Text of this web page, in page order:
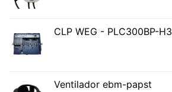
CLP WEG - PLC300BP-H3
Ventilador ebm-papst